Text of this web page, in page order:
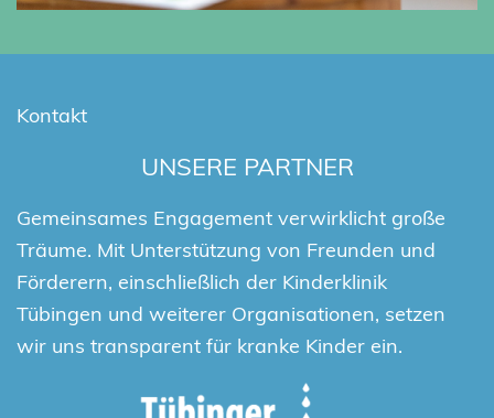
Kontakt
UNSERE PARTNER
Gemeinsames Engagement verwirklicht große
Träume. Mit Unterstützung von Freunden und
Förderern, einschließlich der Kinderklinik
Tübingen und weiterer Organisationen, setzen
wir uns transparent für kranke Kinder ein.